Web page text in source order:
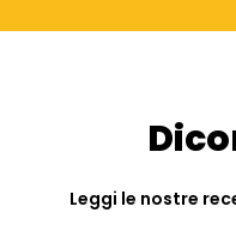
Leggi le nostre